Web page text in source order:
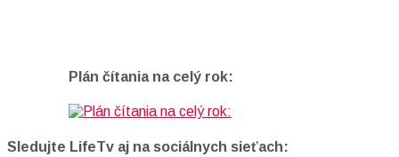
Plán čítania na celý rok:
Sledujte LifeTv aj na sociálnych sieťach: